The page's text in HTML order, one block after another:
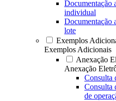
Documentação
individual
Documentação
lote
Exemplos
Exemplos Adicionais
Anexação
Anexação
Consulta
Consulta
de